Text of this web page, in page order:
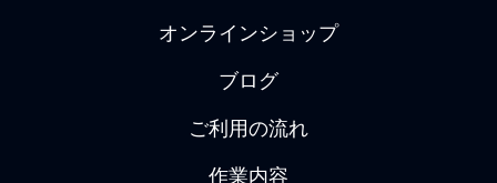
オンラインショップ
ブログ
ご利用の流れ
作業内容